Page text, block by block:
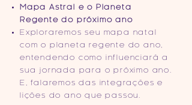
Mapa Astral e o Planeta
Regente do próximo ano
Exploraremos seu mapa natal
com o planeta regente do ano,
entendendo como influenciará a
sua jornada para o próximo ano.
E, falaremos das integrações e
lições do ano que passou.